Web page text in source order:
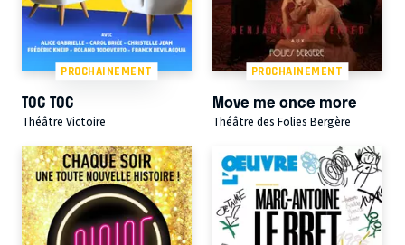
PROCHAINEMENT
TOC TOC
Théâtre Victoire
PROCHAINEMENT
Move me once more
Théâtre des Folies Bergère